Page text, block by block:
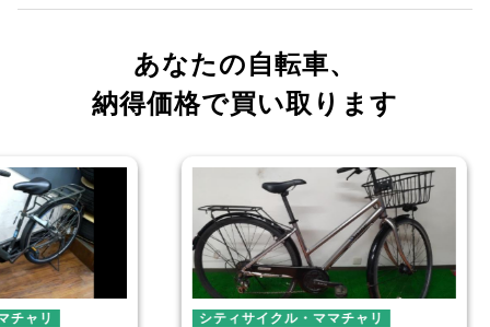
あなたの自転車、
納得価格で買い取ります
シティサイクル・ママチャリ